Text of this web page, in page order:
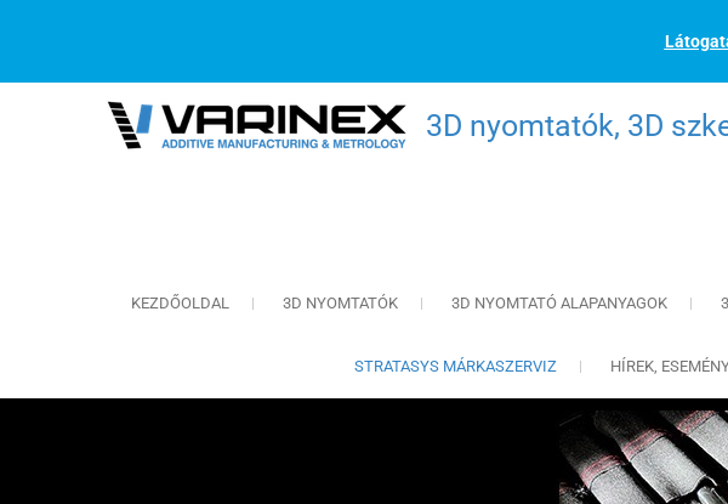
3D nyomtatók, 3D
KEZDŐOLDAL 3D NYOMTATÓK 3D NYOMTATÓ ALAPANYAGOK
STRATASYS MÁRKASZERVIZ HÍREK,